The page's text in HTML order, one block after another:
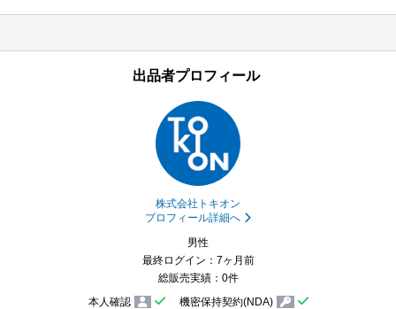
出品者プロフィール
株式会社トキオン
プロフィール詳細へ
男性
最終ログイン：7ヶ月前
総販売実績：0件
本人確認
機密保持契約(NDA)